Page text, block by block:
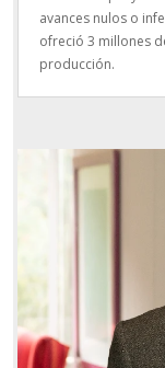
avances nulos o
ofreció 3 millones
producción.